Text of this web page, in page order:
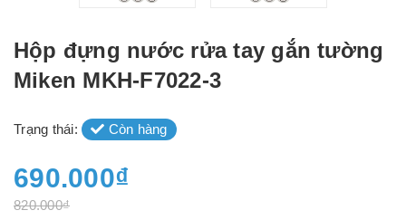
Hộp đựng nước rửa tay gắn tường
Miken MKH-F7022-3
Trạng thái: Còn hàng
690.000₫
820.000₫